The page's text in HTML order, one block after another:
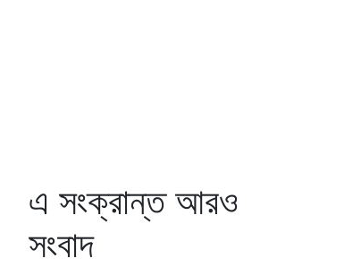
এ সংক্রান্ত আরও
সংবাদ